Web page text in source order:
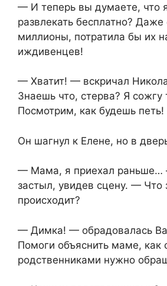
— И теперь вы думаете, что
развлекать бесплатно?
миллионы, потратила бы их
иждивенцев!
— Хватит! — вскричал
Знаешь что, стерва? Я сожгу
Посмотрим, как будешь петь!
Он шагнул к Елене, но в
— Мама, я приехал раньше…
застыл, увидев сцену. — Что
происходит?
— Димка! — обрадовалась
Помоги объяснить маме, как
родственниками нужно